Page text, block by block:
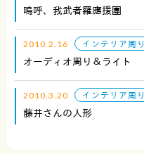
嗚呼、我武者羅應援團
2010.2.16 インテリア周り
オーディオ周り＆ライト
2010.3.20 インテリア周り
藤井さんの人形